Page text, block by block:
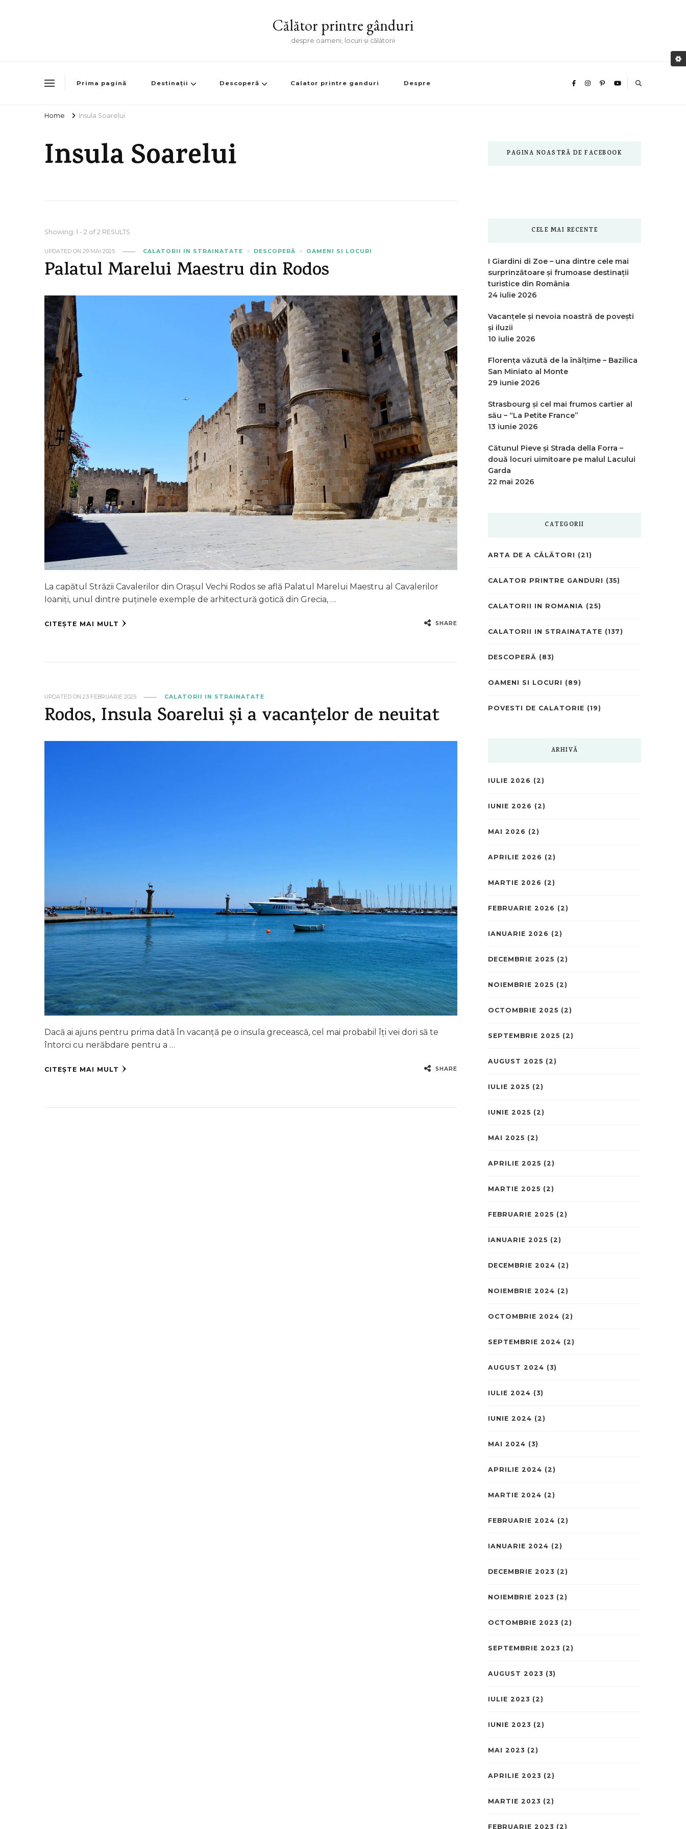
Călător printre gânduri
despre oameni, locuri și călătorii
Prima pagină Destinații Descoperă Calator printre ganduri Despre
Home Insula Soarelui
Insula Soarelui
Showing: 1 - 2 of 2 RESULTS
UPDATED ON 29 MAI 2025 CALATORII IN STRAINATATE DESCOPERĂ OAMENI SI LOCURI
Palatul Marelui Maestru din Rodos
La capătul Străzii Cavalerilor din Orașul Vechi Rodos se află Palatul Marelui Maestru al Cavalerilor
Ioaniți, unul dintre puținele exemple de arhitectură gotică din Grecia, …
CITEȘTE MAI MULT SHARE
UPDATED ON 23 FEBRUARIE 2025 CALATORII IN STRAINATATE
Rodos, Insula Soarelui și a vacanțelor de neuitat
Dacă ai ajuns pentru prima dată în vacanță pe o insula grecească, cel mai probabil îți vei dori să te
întorci cu nerăbdare pentru a …
CITEȘTE MAI MULT SHARE
PAGINA NOASTRĂ DE FACEBOOK
CELE MAI RECENTE
I Giardini di Zoe – una dintre cele mai
surprinzătoare și frumoase destinații
turistice din România
24 iulie 2026
Vacanțele și nevoia noastră de povești
și iluzii
10 iulie 2026
Florența văzută de la înălțime – Bazilica
San Miniato al Monte
29 iunie 2026
Strasbourg și cel mai frumos cartier al
său – “La Petite France”
13 iunie 2026
Cătunul Pieve și Strada della Forra –
două locuri uimitoare pe malul Lacului
Garda
22 mai 2026
CATEGORII
ARTA DE A CĂLĂTORI (21)
CALATOR PRINTRE GANDURI (35)
CALATORII IN ROMANIA (25)
CALATORII IN STRAINATATE (137)
DESCOPERĂ (83)
OAMENI SI LOCURI (89)
POVESTI DE CALATORIE (19)
ARHIVĂ
IULIE 2026 (2)
IUNIE 2026 (2)
MAI 2026 (2)
APRILIE 2026 (2)
MARTIE 2026 (2)
FEBRUARIE 2026 (2)
IANUARIE 2026 (2)
DECEMBRIE 2025 (2)
NOIEMBRIE 2025 (2)
OCTOMBRIE 2025 (2)
SEPTEMBRIE 2025 (2)
AUGUST 2025 (2)
IULIE 2025 (2)
IUNIE 2025 (2)
MAI 2025 (2)
APRILIE 2025 (2)
MARTIE 2025 (2)
FEBRUARIE 2025 (2)
IANUARIE 2025 (2)
DECEMBRIE 2024 (2)
NOIEMBRIE 2024 (2)
OCTOMBRIE 2024 (2)
SEPTEMBRIE 2024 (2)
AUGUST 2024 (3)
IULIE 2024 (3)
IUNIE 2024 (2)
MAI 2024 (3)
APRILIE 2024 (2)
MARTIE 2024 (2)
FEBRUARIE 2024 (2)
IANUARIE 2024 (2)
DECEMBRIE 2023 (2)
NOIEMBRIE 2023 (2)
OCTOMBRIE 2023 (2)
SEPTEMBRIE 2023 (2)
AUGUST 2023 (3)
IULIE 2023 (2)
IUNIE 2023 (2)
MAI 2023 (2)
APRILIE 2023 (2)
MARTIE 2023 (2)
FEBRUARIE 2023 (2)